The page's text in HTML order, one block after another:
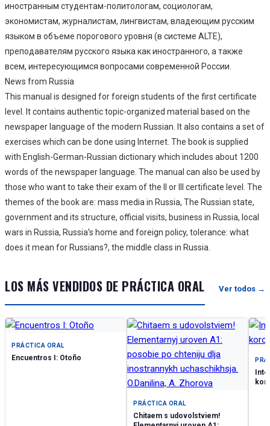
иностранным студентам-политологам, социологам,
экономистам, журналистам, лингвистам, владеющим русским
языком в объеме порогового уровня (в системе ALTE),
преподавателям русского языка как иностранного, а также
всем, интересующимся вопросами современной России.
News from Russia
This manual is designed for foreign students of the first certificate
level. It contains authentic topic-organized material based on the
newspaper language of the modern Russian. It also contains a set of
exercises which can be done using Internet. The book is supplied
with English-German-Russian dictionary which includes about 1200
words of the newspaper language. The manual can also be used by
those who want to take their exam of the II or III certificate level. The
themes of the book are: mass media in Russia, The Russian state,
government and its structure, official visits, business in Russia, local
wars in Russia, Russia’s home and foreign policy, tolerance: what
does it mean for Russians?, the middle class in Russia.
LOS MÁS VENDIDOS DE PRÁCTICA ORAL Ver todos →
PRÁCTICA ORAL
Encuentros I: Otoño
PRÁCTICA ORAL
Chitaem s udovolstviem!